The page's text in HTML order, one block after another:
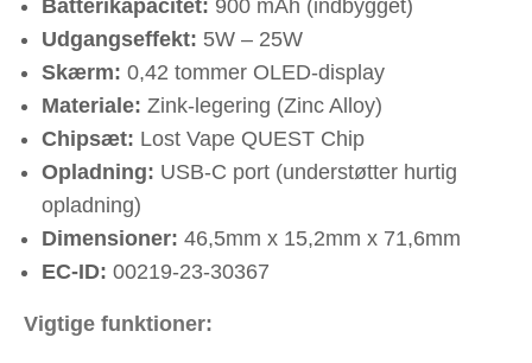
Batterikapacitet: 900 mAh (indbygget)
Udgangseffekt: 5W – 25W
Skærm: 0,42 tommer OLED-display
Materiale: Zink-legering (Zinc Alloy)
Chipsæt: Lost Vape QUEST Chip
Opladning: USB-C port (understøtter hurtig
opladning)
Dimensioner: 46,5mm x 15,2mm x 71,6mm
EC-ID: 00219-23-30367
Vigtige funktioner: